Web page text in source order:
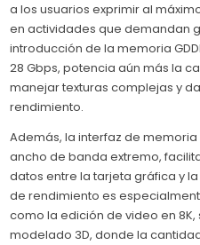
a los usuarios exprimir al
en actividades que demandan
introducción de la memoria
28 Gbps, potencia aún más la
manejar texturas complejas y
rendimiento.
Además, la interfaz de
ancho de banda extremo,
datos entre la tarjeta gráfica y
de rendimiento es
como la edición de video en
modelado 3D, donde la